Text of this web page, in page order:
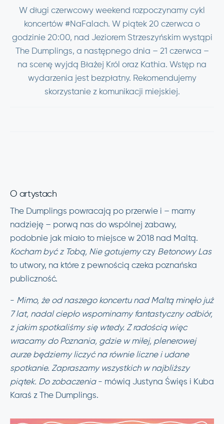
W długi czerwcowy weekend rozpoczynamy cykl
koncertów #NaFalach. W piątek 20 czerwca o
godzinie 20:00, nad Jeziorem Strzeszyńskim wystąpi
The Dumplings, a następnego dnia – 21 czerwca –
na scenę wyjdą Błażej Król oraz Kathia. Wstęp na
wydarzenia jest bezpłatny. Rekomendujemy
skorzystanie z komunikacji miejskiej.
O artystach
The Dumplings powracają po przerwie i – mamy
nadzieję – porwą nas do wspólnej zabawy,
podobnie jak miało to miejsce w 2018 nad Maltą.
Kocham być z Tobą, Nie gotujemyczy Betonowy Las
to utwory, na które z pewnością czeka poznańska
publiczność.
- Mimo, że od naszego koncertu nad Maltą minęło już
7 lat, nadal ciepło wspominamy fantastyczny odbiór,
z jakim spotkaliśmy się wtedy. Z radością więc
wracamy do Poznania, gdzie w miłej, plenerowej
aurze będziemy liczyć na równie liczne i udane
spotkanie. Zapraszamy wszystkich w najbliższy
piątek. Do zobaczenia- mówią Justyna Święs i Kuba
Karaś z The Dumplings.